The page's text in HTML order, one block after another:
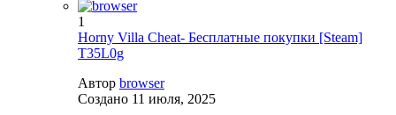
1
Horny Villa Cheat- Бесплатные покупки [Steam]
T35L0g
Автор browser
Создано 11 июля, 2025